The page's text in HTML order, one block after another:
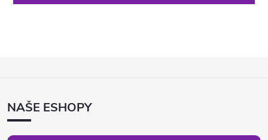
ANAŠE ESHOPY